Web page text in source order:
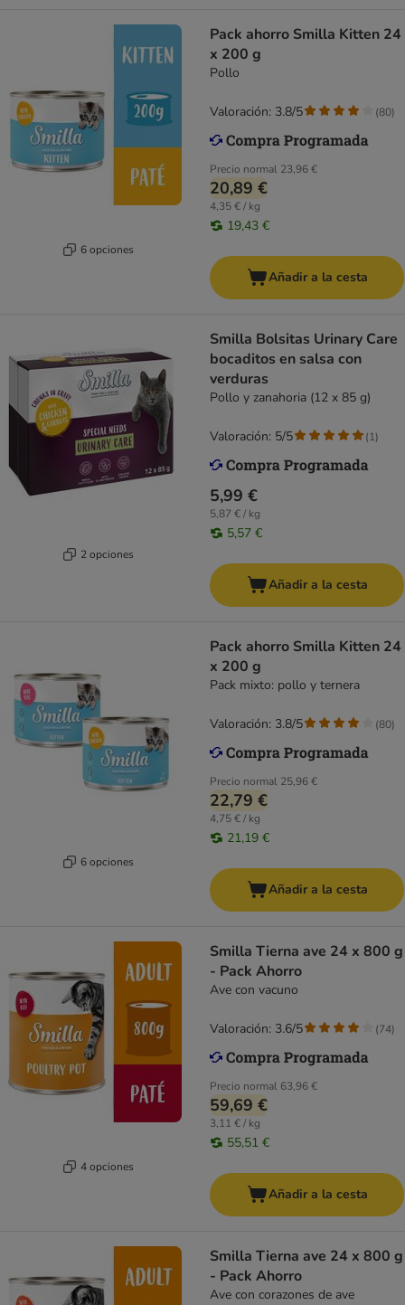
6 opciones
Pack ahorro Smilla Kitten 24
x 200 g
Pollo
Precio normal 23,96 €
20,89 €
4,35 € / kg
19,43 €
Valoración: 3.8/5 (80)
Añadir a la cesta
2 opciones
Smilla Bolsitas Urinary Care
bocaditos en salsa con
verduras
Pollo y zanahoria (12 x 85 g)
5,99 €
5,87 € / kg
5,57 €
Valoración: 5/5 (1)
Añadir a la cesta
6 opciones
Pack ahorro Smilla Kitten 24
x 200 g
Pack mixto: pollo y ternera
Precio normal 25,96 €
22,79 €
4,75 € / kg
21,19 €
Valoración: 3.8/5 (80)
Añadir a la cesta
4 opciones
Smilla Tierna ave 24 x 800 g
- Pack Ahorro
Ave con vacuno
Precio normal 63,96 €
59,69 €
3,11 € / kg
55,51 €
Valoración: 3.6/5 (74)
Añadir a la cesta
Smilla Tierna ave 24 x 800 g
- Pack Ahorro
Ave con corazones de ave